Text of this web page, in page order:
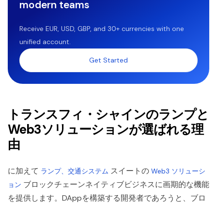
modern teams
Receive EUR, USD, GBP, and 30+ currencies with one
unified account.
Get Started
トランスフィ・シャインのランプと
Web3ソリューションが選ばれる理
由
に加えて ランプ、交通システム スイートの Web3 ソリューシ
ョン ブロックチェーンネイティブビジネスに画期的な機能
を提供します。DAppを構築する開発者であろうと、ブロ